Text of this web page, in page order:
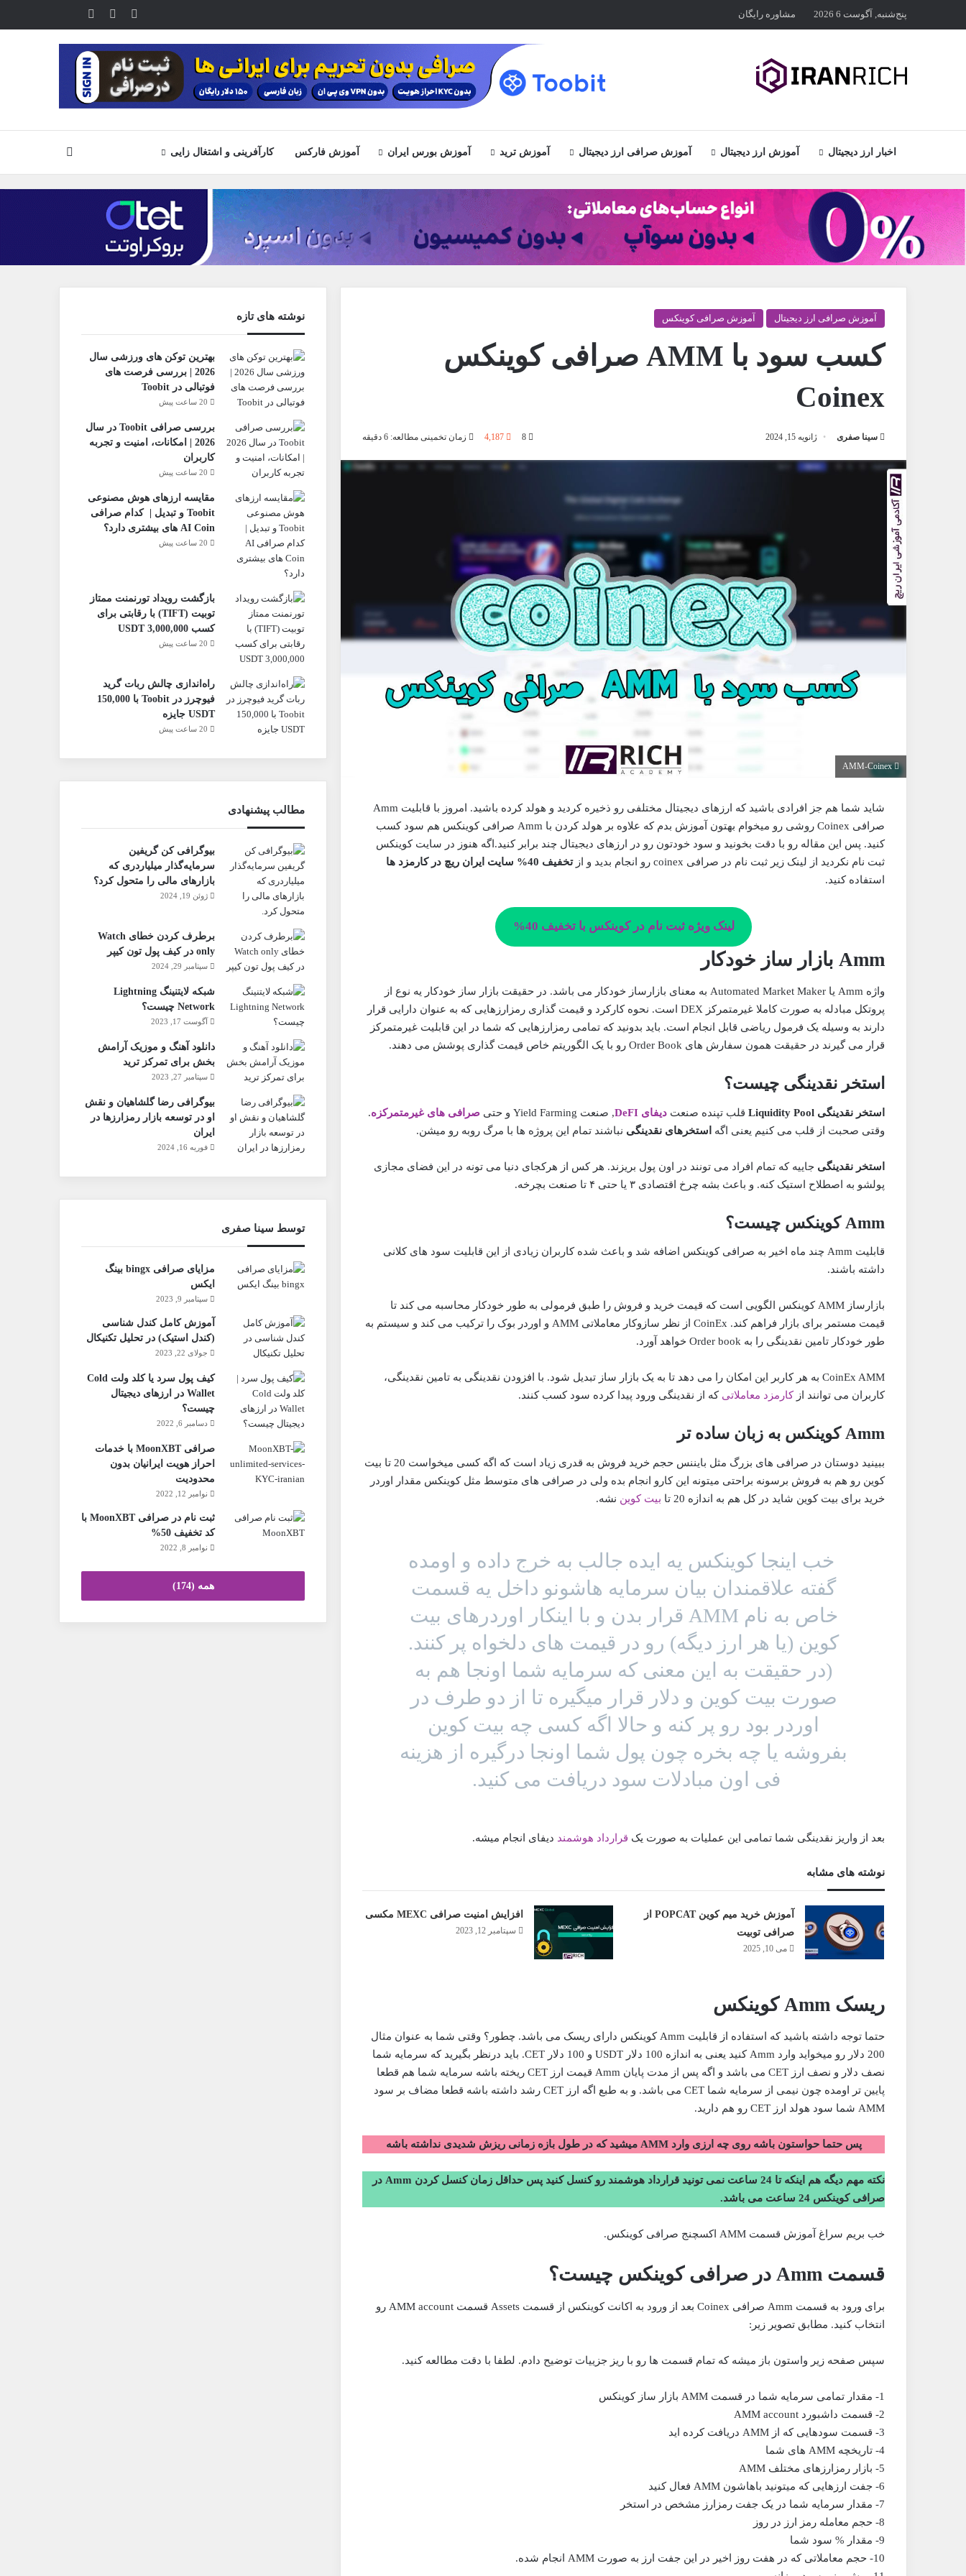
پنج‌شنبه, آگوست 6 2026 مشاوره رایگان یوتیوبتلگرامخوراک
اخبار ارز دیجیتال آموزش ارز دیجیتال آموزش صرافی ارز دیجیتال آموزش ترید آموزش بورس ایران آموزش فارکس کارآفرینی و اشتغال زایی جستجو
آموزش صرافی ارز دیجیتال آموزش صرافی کوینکس
کسب سود با AMM صرافی کوینکس
Coinex
سینا صفری ژانویه 15, 2024 8
4,187 زمان تخمینی مطالعه: 6 دقیقه
AMM-Coinex
شاید شما هم جز افرادی باشید که ارزهای دیجیتال مختلفی رو ذخیره کردید و هولد کرده باشید. امروز با قابلیت Amm
صرافی Coinex روشی رو میخوام بهتون آموزش بدم که علاوه بر هولد کردن با Amm صرافی کوینکس هم سود کسب
کنید. پس این مقاله رو با دقت بخونید و سود خودتون رو در ارزهای دیجیتال چند برابر کنید.اگه هنوز در سایت کوینکس
ثبت نام نکردید از لینک زیر ثبت نام در صرافی coinex رو انجام بدید و از
تخفیف 40% سایت ایران ریچ در کارمزد ها
استفاده کنید.
لینک ویژه ثبت نام در کوینکس با تخفیف 40%
Amm بازار ساز خودکار
واژه Amm یا Automated Market Maker به معنای بازارساز خودکار می باشد. در حقیقت بازار ساز خودکار یه نوع از
پروتکل مبادله به صورت کاملا غیرمتمرکز DEX است. نحوه کارکرد و قیمت گذاری رمزارزهایی که به عنوان دارایی قرار
دارند به وسیله یک فرمول ریاضی قابل انجام است. باید بدونید که تمامی رمزارزهایی که شما در این قابلیت غیرمتمرکز
قرار می گیرند در حقیقت همون سفارش های Order Book رو با یک الگوریتم خاص قیمت گذاری پوشش می دهند.
استخر نقدینگی چیست؟
استخر نقدینگی Liquidity Pool قلب تپنده صنعتدیفای DeFI , صنعت Yield Farming و حتی صرافی های غیرمتمرکزه.
وقتی صحبت از قلب می کنیم یعنی اگه
استخرهای نقدینگی نباشند تمام این پروژه ها با مرگ روبه رو میشن.
استخر نقدینگی جاییه که تمام افراد می تونند در اون پول بریزند. هر کس از هرکجای دنیا می تونه در این فضای مجازی
پولشو به اصطلاح استیک کنه. و باعث بشه چرخ اقتصادی ۳ یا حتی ۴ تا صنعت بچرخه.
Amm کوینکس چیست؟
قابلیت Amm چند ماه اخیر به صرافی کوینکس اضافه شد و باعث شده کاربران زیادی از این قابلیت سود های کلانی
داشته باشند.
بازارساز AMM کوینکس الگویی است که قیمت خرید و فروش را طبق فرمولی به طور خودکار محاسبه می کند تا
قیمت مستمر برای بازار فراهم کند. CoinEx از نظر سازوکار معاملاتی AMM و اوردر بوک را ترکیب می کند و سیستم به
طور خودکار تامین نقدینگی را به Order book خواهد آورد.
CoinEx AMM به هر کاربر این امکان را می دهد تا به یک بازار ساز تبدیل شود. با افزودن نقدینگی به تامین نقدینگی،
کاربران می توانند از کارمزد معاملاتی که از نقدینگی ورود پیدا کرده سود کسب کنند.
Amm کوینکس به زبان ساده تر
ببینید دوستان در صرافی های بزرگ مثل بایننس حجم خرید فروش به قدری زیاد است که اگه کسی میخواست 20 تا بیت
کوین رو هم به فروش برسونه براحتی میتونه این کارو انجام بده ولی در صرافی های متوسط مثل کوینکس مقدار اوردر
خرید برای بیت کوین شاید در کل هم به اندازه 20 تا
بیت کوین نشه.
خب اینجا کوینکس یه ایده جالب به خرج داده و اومده
گفته علاقمندان بیان سرمایه هاشونو داخل یه قسمت
خاص به نام AMM قرار بدن و با اینکار اوردرهای بیت
کوین (یا هر ارز دیگه) رو در قیمت های دلخواه پر کنند.
(در حقیقت به این معنی که سرمایه شما اونجا هم به
صورت بیت کوین و دلار قرار میگیره تا از دو طرف در
اوردر بود رو پر کنه و حالا اگه کسی چه بیت کوین
بفروشه یا چه بخره چون پول شما اونجا درگیره از هزینه
فی اون مبادلات سود دریافت می کنید.
بعد از واریز نقدینگی شما تمامی این عملیات به صورت یک قرارداد هوشمند دیفای انجام میشه.
نوشته های مشابه
آموزش خرید میم کوین POPCAT از
صرافی توبیت
می 10, 2025
افزایش امنیت صرافی MEXC مکسی
سپتامبر 12, 2023
ریسک Amm کوینکس
حتما توجه داشته باشید که استفاده از قابلیت Amm کوینکس دارای ریسک می باشد. چطور؟ وقتی شما به عنوان مثال
200 دلار رو میخواید وارد Amm کنید یعنی به اندازه 100 دلار USDT و 100 دلار CET. باید درنظر بگیرید که سرمایه شما
نصف دلار و نصف ارز CET می باشد و اگه پس از مدت پایان Amm قیمت ارز CET ریخته باشه سرمایه شما هم قطعا
پایین تر اومده چون نیمی از سرمایه شما CET می باشد. و به طبع اگه ارز CET رشد داشته باشه قطعا مضاف بر سود
AMM شما سود هولد ارز CET رو هم دارید.
پس حتما حواستون باشه روی چه ارزی وارد AMM میشید که در طول بازه زمانی ریزش شدیدی نداشته باشه
نکته مهم دیگه هم اینکه تا 24 ساعت نمی تونید قرارداد هوشمند رو کنسل کنید پس حداقل زمان کنسل کردن Amm در
صرافی کوینکس 24 ساعت می باشد.
خب بریم سراغ آموزش قسمت AMM اکسچنج صرافی کوینکس.
قسمت Amm در صرافی کوینکس چیست؟
برای ورود به قسمت Amm صرافی Coinex بعد از ورود به اکانت کوینکس از قسمت Assets قسمت AMM account رو
انتخاب کنید. مطابق تصویر زیر:
سپس صفحه زیر واستون باز میشه که تمام قسمت ها رو با ریز جزییات توضیح دادم. لطفا با دقت مطالعه کنید.
1- مقدار تمامی سرمایه شما در قسمت AMM بازار ساز کوینکس
2- قسمت داشبورد AMM account
3- قسمت سودهایی که از AMM دریافت کرده اید
4- تاریخچه AMM های شما
5- بازار رمزارزهای مختلف AMM
6- جفت ارزهایی که میتونید باهاشون AMM فعال کنید
7- مقدار سرمایه شما در یک جفت رمزارز مشخص در استخر
8- حجم معامله رمز ارز در روز
9- مقدار % سود شما
10- حجم معاملاتی که در هفت روز اخیر در این جفت ارز به صورت AMM انجام شده.
نوشته های تازه
بهترین توکن های ورزشی سال
2026 | بررسی فرصت های
فوتبالی در Toobit
20 ساعت پیش
بررسی صرافی Toobit در سال
2026 | امکانات، امنیت و تجربه
کاربران
20 ساعت پیش
مقایسه ارزهای هوش مصنوعی
Toobit و تبدیل | کدام صرافی
AI Coin های بیشتری دارد؟
20 ساعت پیش
بازگشت رویداد تورنمنت ممتاز
تو‌بیت (TIFT) با رقابتی برای
کسب 3,000,000 USDT
20 ساعت پیش
راه‌اندازی چالش ربات گرید
فیوچرز در Toobit با 150,000
USDT جایزه
20 ساعت پیش
مطالب پیشنهادی
بیوگرافی کن گریفین
سرمایه‌گذار میلیاردری که
بازارهای مالی را متحول کرد؟
ژوئن 19, 2024
برطرف کردن خطای Watch
only در کیف پول تون کیپر
سپتامبر 29, 2024
شبکه لایتنینگ Lightning
Network چیست؟
آگوست 17, 2023
دانلود آهنگ و موزیک آرامش
بخش برای تمرکز ترید
سپتامبر 27, 2023
بیوگرافی رضا گلشاهیان و نقش
او در توسعه بازار رمزارزها در
ایران
فوریه 16, 2024
توسط سینا صفری
مزایای صرافی bingx بینگ
ایکس
سپتامبر 9, 2023
آموزش کامل کندل شناسی
(کندل استیک) در تحلیل تکنیکال
جولای 22, 2023
کیف پول سرد یا کلد ولت Cold
Wallet در ارزهای دیجیتال
چیست؟
دسامبر 6, 2022
صرافی MoonXBT با خدمات
احراز هویت ایرانیان بدون
محدودیت
نوامبر 12, 2022
ثبت نام در صرافی MoonXBT با
کد تخفیف 50%
نوامبر 8, 2022
همه (174)